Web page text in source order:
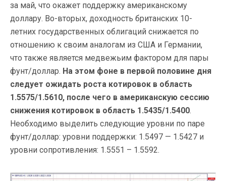
за май, что окажет поддержку американскому
доллару. Во-вторых, доходность британских 10-
летних государственных облигаций снижается по
отношению к своим аналогам из США и Германии,
что также является медвежьим фактором для пары
фунт/доллар. На этом фоне в первой половине дня
следует ожидать роста котировок в область
1.5575/1.5610, после чего в американскую сессию
снижения котировок в область 1.5435/1.5400.
Необходимо выделить следующие уровни по паре
фунт/доллар: уровни поддержки: 1.5497 — 1.5427 и
уровни сопротивления: 1.5551 – 1.5592.